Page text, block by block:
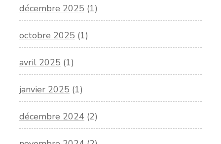
décembre 2025 (1)
octobre 2025 (1)
avril 2025 (1)
janvier 2025 (1)
décembre 2024 (2)